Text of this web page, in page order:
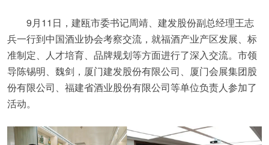
9月11日，建瓯市委书记周靖、建发股份副总经理王志
兵一行到中国酒业协会考察交流，就福酒产业产区发展、标
准制定、人才培育、品牌规划等方面进行了深入交流。市领
导陈锡明、魏剑，厦门建发股份有限公司、厦门会展集团股
份有限公司、福建省酒业股份有限公司等单位负责人参加了
活动。